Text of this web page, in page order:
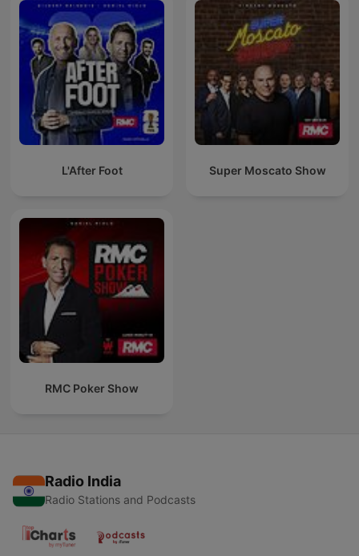
L'After Foot Super Moscato Show
RMC Poker Show
Radio India
Radio Stations and Podcasts